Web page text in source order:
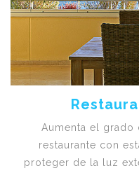
Aumenta el
restaurante con
proteger de la luz